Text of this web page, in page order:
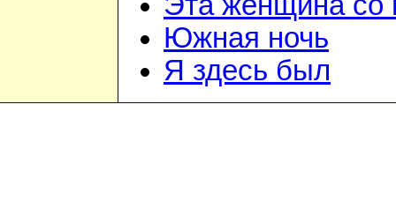
Южная ночь
Я здесь был